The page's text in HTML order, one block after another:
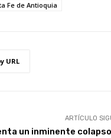
Fe de Antioquia
URL
ARTÍCULO
un inminente